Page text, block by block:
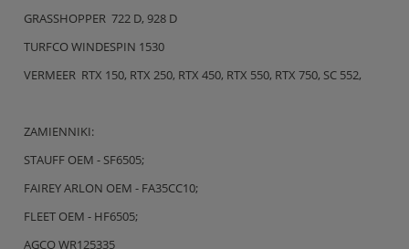
GRASSHOPPER 722 D, 928 D
TURFCO WINDESPIN 1530
VERMEER RTX 150, RTX 250, RTX 450, RTX 550, RTX 750, SC 552,
ZAMIENNIKI:
STAUFF OEM - SF6505;
FAIREY ARLON OEM - FA35CC10;
FLEET OEM - HF6505;
AGCO WR125335